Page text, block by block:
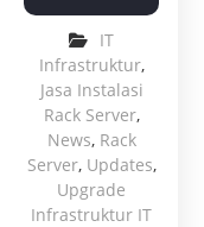
IT
Infrastruktur,
Jasa Instalasi
Rack Server,
News, Rack
Server, Updates,
Upgrade
Infrastruktur IT